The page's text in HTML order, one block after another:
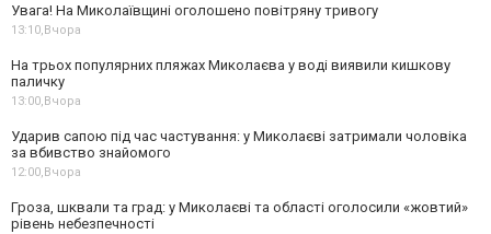
Увага! На Миколаївщині оголошено повітряну тривогу
13:10,Вчора
На трьох популярних пляжах Миколаєва у воді виявили кишкову
паличку
13:00,Вчора
Ударив сапою під час частування: у Миколаєві затримали чоловіка
за вбивство знайомого
12:00,Вчора
Гроза, шквали та град: у Миколаєві та області оголосили «жовтий»
рівень небезпечності